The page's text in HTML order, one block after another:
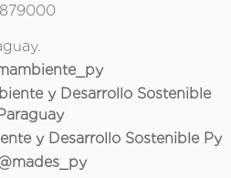
y Desarrollo Sostenible
Paraguay
y Desarrollo Sostenible Py